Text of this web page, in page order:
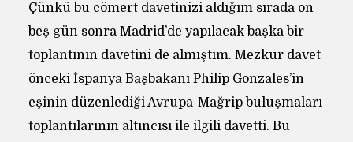
Çünkü bu cömert davetinizi aldığım sırada on
beş gün sonra Madrid’de yapılacak başka bir
toplantının davetini de almıştım. Mezkur davet
önceki İspanya Başbakanı Philip Gonzales’in
eşinin düzenlediği Avrupa-Mağrip buluşmaları
toplantılarının altıncısı ile ilgili davetti. Bu